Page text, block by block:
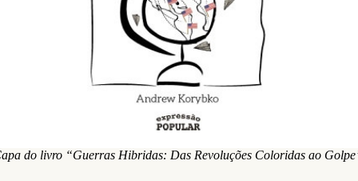
do livro “Guerras Hibridas: Das Revoluções Coloridas ao